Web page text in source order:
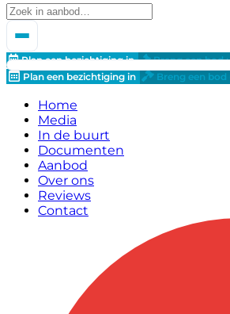
Plan een bezichtiging in Breng een bod
Plan een bezichtiging in
Breng een bod
Home
Media
In de buurt
Documenten
Aanbod
Over ons
Reviews
Contact